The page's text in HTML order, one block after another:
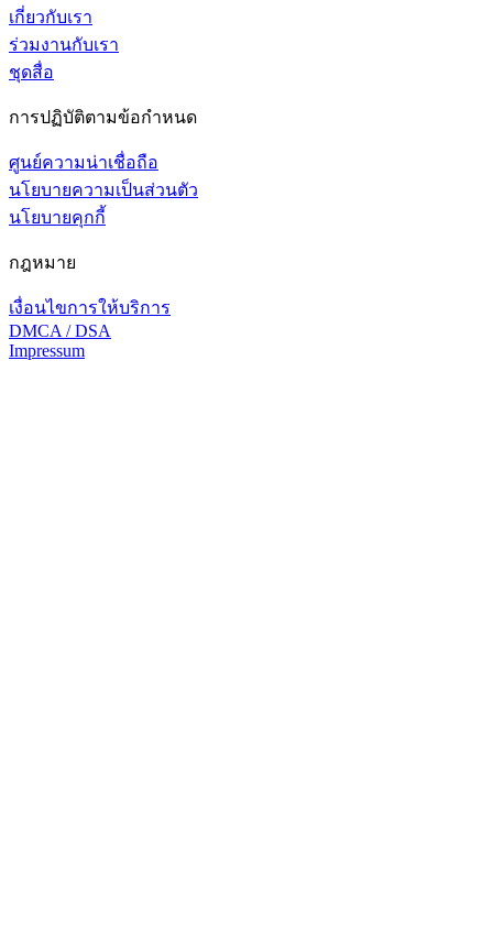
เกี่ยวกับเรา
ร่วมงานกับเรา
ชุดสื่อ
การปฏิบัติตามข้อกำหนด
ศูนย์ความน่าเชื่อถือ
นโยบายความเป็นส่วนตัว
นโยบายคุกกี้
กฎหมาย
เงื่อนไขการให้บริการ
DMCA / DSA
Impressum